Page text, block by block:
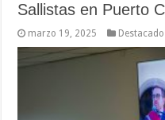
Sallistas en Puerto
marzo 19, 2025